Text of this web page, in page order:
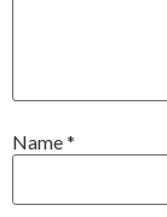
Name*